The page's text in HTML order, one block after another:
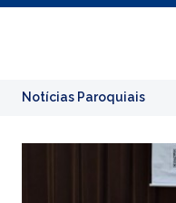
Notícias Paroquiais